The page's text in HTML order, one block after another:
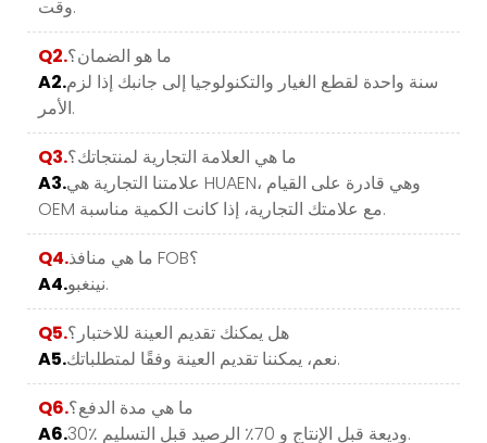
وقت.
Q2.ما هو الضمان؟
A2.سنة واحدة لقطع الغيار والتكنولوجيا إلى جانبك إذا لزم
الأمر.
Q3.ما هي العلامة التجارية لمنتجاتك؟
A3.علامتنا التجارية هي HUAEN، وهي قادرة على القيام
OEM مع علامتك التجارية، إذا كانت الكمية مناسبة.
Q4.
ما هي منافذ FOB؟
A4.
نينغبو.
Q5.هل يمكنك تقديم العينة للاختبار؟
A5.
نعم، يمكننا تقديم العينة وفقًا لمتطلباتك.
Q6.ما هي مدة الدفع؟
A6.
30٪ وديعة قبل الإنتاج و 70٪ الرصيد قبل التسليم.